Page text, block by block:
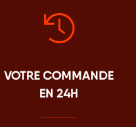
VOTRE COMMANDE
EN 24H